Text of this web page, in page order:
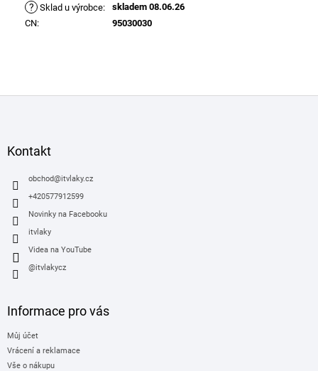
? Sklad u výrobce:
skladem 08.06.26
CN: 95030030
Kontakt
obchod@itvlaky.cz
+420577912599
Novinky na Facebooku
itvlaky
Videa na YouTube
@itvlakycz
Informace pro vás
Můj účet
Vrácení a reklamace
Vše o nákupu